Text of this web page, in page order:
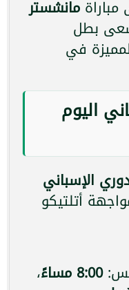
مانشستر
بطل
في
اليوم
الإسباني
أتلتيكو
8:00 مساءً ،